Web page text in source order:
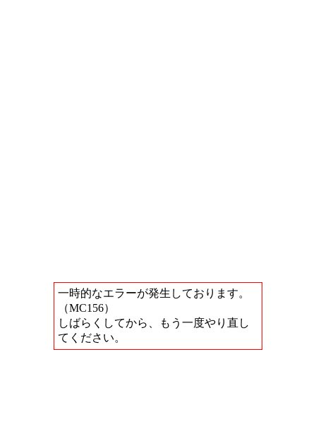
一時的なエラーが発生しております。
（MC156）
しばらくしてから、もう一度やり直し
てください。